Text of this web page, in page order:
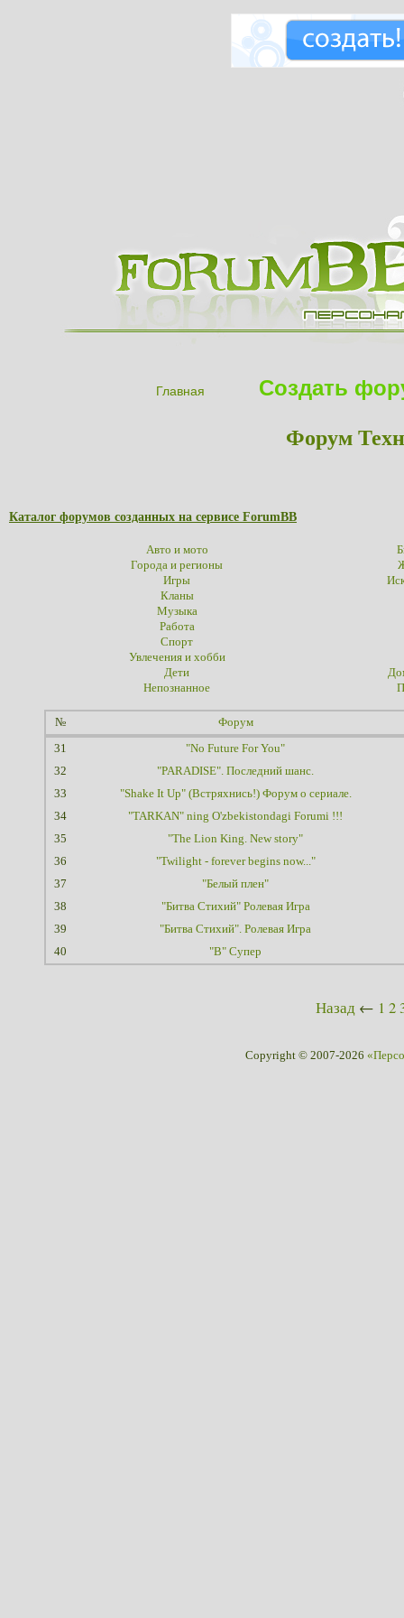
Главная Создать
Форум
Каталог форумов созданных на сервисе ForumBB
Авто и мото
Города и регионы
Игры
Кланы
Музыка
Работа
Спорт
Увлечения и хобби
Дети
Непознанное
№ Форум
31
"No Future For You"
32
"PARADISE". Последний шанс.
33
"Shake It Up" (Встряхнись!) Форум о сериале.
34
"TARKAN" ning O'zbekistondagi Forumi !!!
35
"The Lion King. New story"
36
"Twilight - forever begins now..."
37
"Белый плен"
38
"Битва Стихий" Ролевая Игра
39
"Битва Стихий". Ролевая Игра
40
"В" Супер
Назад ← 1 2
Copyright © 2007-2026